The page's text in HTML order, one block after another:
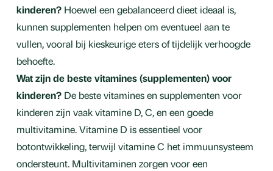
kinderen?Hoewel een gebalanceerd dieet ideaal is,
kunnen supplementen helpen om eventueel aan te
vullen, vooral bij kieskeurige eters of tijdelijk verhoogde
behoefte.
Wat zijn de beste vitamines (supplementen) voor
kinderen?De beste vitamines en supplementen voor
kinderen zijn vaak vitamine D, C, en een goede
multivitamine. Vitamine D is essentieel voor
botontwikkeling, terwijl vitamine C het immuunsysteem
ondersteunt. Multivitaminen zorgen voor een